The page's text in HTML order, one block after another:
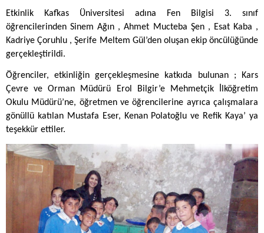
Etkinlik Kafkas Üniversitesi adına Fen Bilgisi 3. sınıf
öğrencilerinden Sinem Ağın , Ahmet Mucteba Şen , Esat Kaba ,
Kadriye Çoruhlu , Şerife Meltem Gül’den oluşan ekip öncülüğünde
gerçekleştirildi.
Öğrenciler, etkinliğin gerçekleşmesine katkıda bulunan ; Kars
Çevre ve Orman Müdürü Erol Bilgir’e Mehmetçik İlköğretim
Okulu Müdürü’ne, öğretmen ve öğrencilerine ayrıca çalışmalara
gönüllü katılan Mustafa Eser, Kenan Polatoğlu ve Refik Kaya’ ya
teşekkür ettiler.